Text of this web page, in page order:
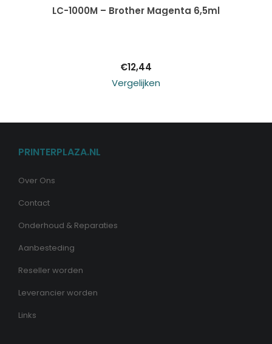
Toevoegen aan
LC-1000M – Brother Magenta 6,5ml
€12,44
Vergelijken
PRINTERPLAZA.NL
Over Ons
Contact
Onderhoud & Reparaties
Aanbesteding
Reseller worden
Leverancier worden
Links